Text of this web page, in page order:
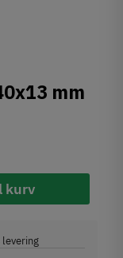
mm
kurv